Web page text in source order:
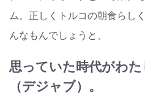
ム。正しくトルコの朝食らし
んなもんでしょうと、
思っていた時代がわ
（デジャブ）。